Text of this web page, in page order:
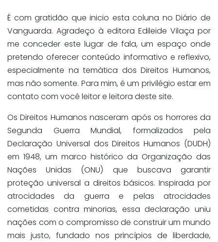
É com gratidão que inicio esta coluna no Diário de
Vanguarda. Agradeço à editora Edileide Vilaça por
me conceder este lugar de fala, um espaço onde
pretendo oferecer conteúdo informativo e reflexivo,
especialmente na temática dos Direitos Humanos,
mas não somente. Para mim, é um privilégio estar em
contato com você leitor e leitora deste site.
Os Direitos Humanos nasceram após os horrores da
Segunda Guerra Mundial, formalizados pela
Declaração Universal dos Direitos Humanos (DUDH)
em 1948, um marco histórico da Organização das
Nações Unidas (ONU) que buscava garantir
proteção universal a direitos básicos. Inspirada por
atrocidades da guerra e pelas atrocidades
cometidas contra minorias, essa declaração uniu
nações com o compromisso de construir um mundo
mais justo, fundado nos princípios de liberdade,